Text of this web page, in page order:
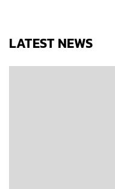
LATEST NEWS